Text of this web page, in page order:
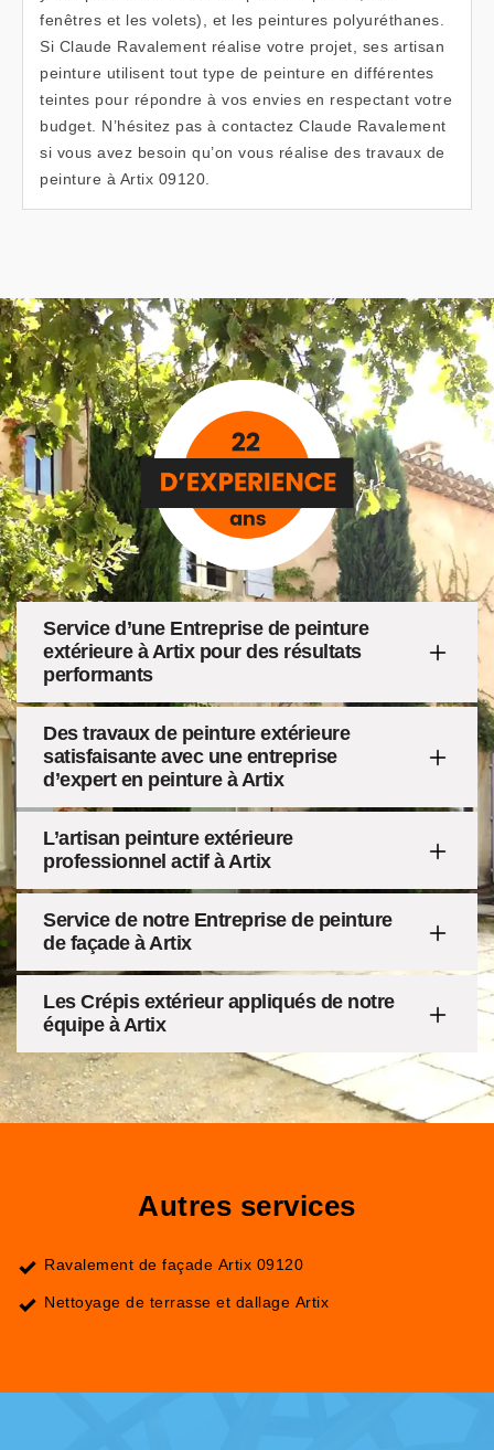
fenêtres et les volets), et les peintures polyuréthanes.
Si Claude Ravalement réalise votre projet, ses artisan
peinture utilisent tout type de peinture en différentes
teintes pour répondre à vos envies en respectant votre
budget. N’hésitez pas à contactez Claude Ravalement
si vous avez besoin qu’on vous réalise des travaux de
peinture à Artix 09120.
Service d’une Entreprise de peinture
extérieure à Artix pour des résultats
performants
Des travaux de peinture extérieure
satisfaisante avec une entreprise
d’expert en peinture à Artix
L’artisan peinture extérieure
professionnel actif à Artix
Service de notre Entreprise de peinture
de façade à Artix
Les Crépis extérieur appliqués de notre
équipe à Artix
Autres services
Ravalement de façade Artix 09120
Nettoyage de terrasse et dallage Artix